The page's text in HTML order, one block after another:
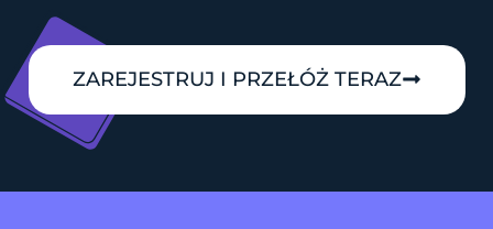
ZAREJESTRUJ I PRZEŁÓŻ TERAZ